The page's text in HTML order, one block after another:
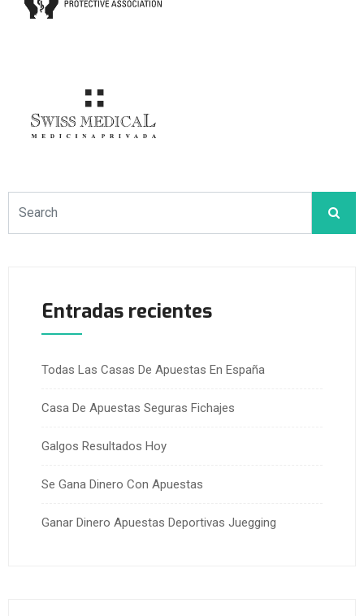
Entradas recientes
Todas Las Casas De Apuestas En España
Casa De Apuestas Seguras Fichajes
Galgos Resultados Hoy
Se Gana Dinero Con Apuestas
Ganar Dinero Apuestas Deportivas Juegging